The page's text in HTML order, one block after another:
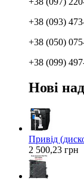
+38 (093)
+38 (050)
+38 (099)
Нові
Привід
2 500,23 грн